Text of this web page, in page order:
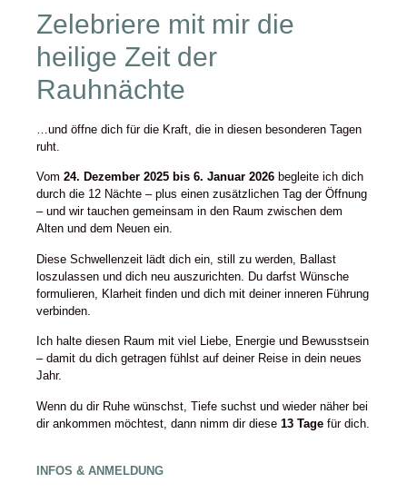
Zelebriere mit mir die
heilige Zeit der
Rauhnächte
…und öffne dich für die Kraft, die in diesen besonderen Tagen
ruht.
Vom 24. Dezember 2025 bis 6. Januar 2026 begleite ich dich
durch die 12 Nächte – plus einen zusätzlichen Tag der Öffnung
– und wir tauchen gemeinsam in den Raum zwischen dem
Alten und dem Neuen ein.
Diese Schwellenzeit lädt dich ein, still zu werden, Ballast
loszulassen und dich neu auszurichten. Du darfst Wünsche
formulieren, Klarheit finden und dich mit deiner inneren Führung
verbinden.
Ich halte diesen Raum mit viel Liebe, Energie und Bewusstsein
– damit du dich getragen fühlst auf deiner Reise in dein neues
Jahr.
Wenn du dir Ruhe wünschst, Tiefe suchst und wieder näher bei
dir ankommen möchtest, dann nimm dir diese 13 Tage für dich.
INFOS & ANMELDUNG